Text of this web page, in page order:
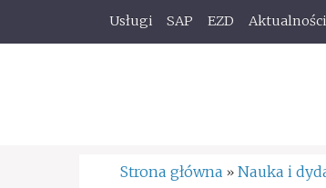
Usługi SAP EZD Aktualności
Strona główna » Nauka i